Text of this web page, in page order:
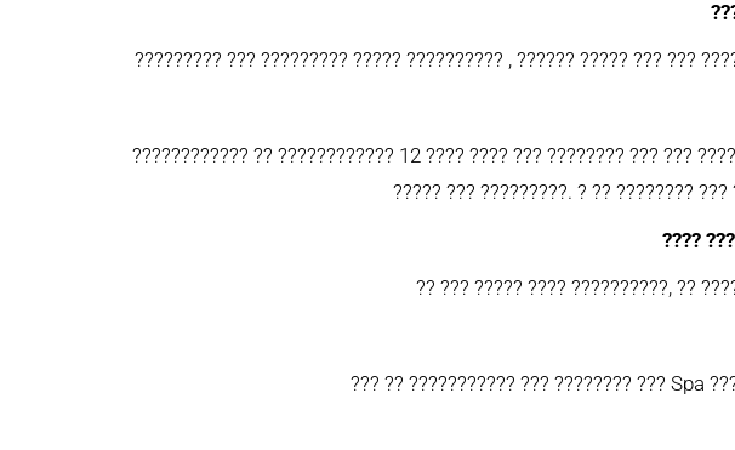
????????? ??? ????????? ????? ?????????? , ?????? ????? ??? ???
???????????? ?? ???????????? 12 ???? ???? ??? ???????? ??? ???
????? ??? ?????????. ? ?? ????????
????
?? ??? ????? ???? ??????????, ??
??? ?? ??????????? ??? ???????? ??? Spa